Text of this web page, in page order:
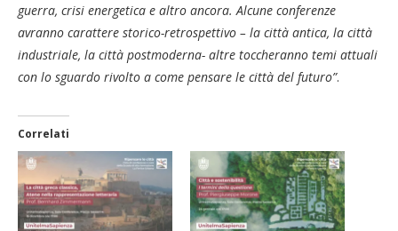
guerra, crisi energetica e altro ancora. Alcune conferenze
avranno carattere storico-retrospettivo – la città antica, la città
industriale, la città postmoderna- altre toccheranno temi attuali
con lo sguardo rivolto a come pensare le città del futuro”.
Correlati